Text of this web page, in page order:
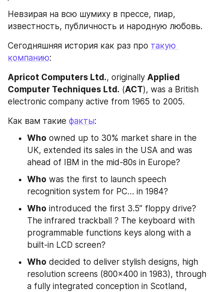
Невзирая на всю шумиху в прессе, пиар,
известность, публичность и народную любовь.
Сегодняшняя история как раз про такую
компанию:
Apricot Computers Ltd., originally Applied
Computer Techniques Ltd. (ACT), was a British
electronic company active from 1965 to 2005.
Как вам такие факты:
Who owned up to 30% market share in the
UK, extended its sales in the USA and was
ahead of IBM in the mid-80s in Europe?
Who was the first to launch speech
recognition system for PC… in 1984?
Who introduced the first 3.5’’ floppy drive?
The infrared trackball ? The keyboard with
programmable functions keys along with a
built-in LCD screen?
Who decided to deliver stylish designs, high
resolution screens (800×400 in 1983), through
a fully integrated conception in Scotland,